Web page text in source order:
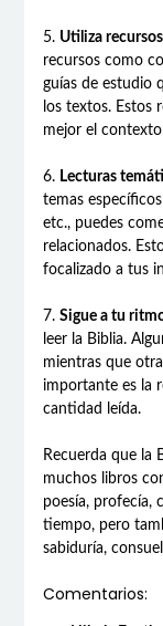
5. Utiliza
recursos como
guías de estudio
los textos. Estos
mejor el
6. Lecturas
temas
etc., puedes
relacionados.
focalizado a tus
7. Sigue a tu
leer la Biblia.
mientras que
importante es la
cantidad leída.
Recuerda que la
muchos libros
poesía, profecía,
tiempo, pero
sabiduría,
Comentarios: